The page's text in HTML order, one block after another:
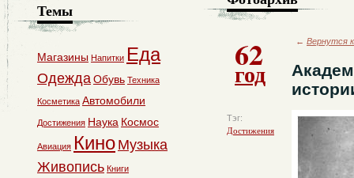
62
год
Тэг:
Достижения
← Вернутся
Темы
Магазины Напитки Еда
ОдеждаОбувь Техника
Косметика Автомобили
Достижения Наука Космос
Авиация Кино Музыка
Живопись Книги